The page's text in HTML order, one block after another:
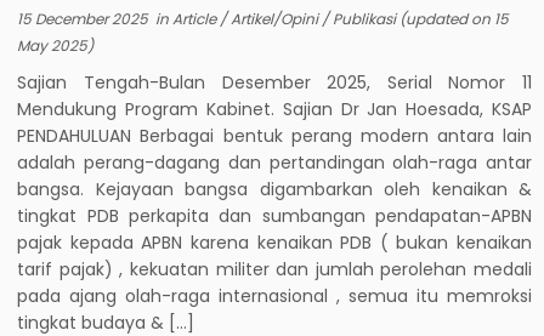
15 December 2025inArticle/Artikel/Opini/Publikasi(updated on 15
May 2025)
Sajian Tengah-Bulan Desember 2025, Serial Nomor 11
Mendukung Program Kabinet. Sajian Dr Jan Hoesada, KSAP
PENDAHULUAN Berbagai bentuk perang modern antara lain
adalah perang-dagang dan pertandingan olah-raga antar
bangsa. Kejayaan bangsa digambarkan oleh kenaikan &
tingkat PDB perkapita dan sumbangan pendapatan-APBN
pajak kepada APBN karena kenaikan PDB ( bukan kenaikan
tarif pajak) , kekuatan militer dan jumlah perolehan medali
pada ajang olah-raga internasional , semua itu memroksi
tingkat budaya & […]